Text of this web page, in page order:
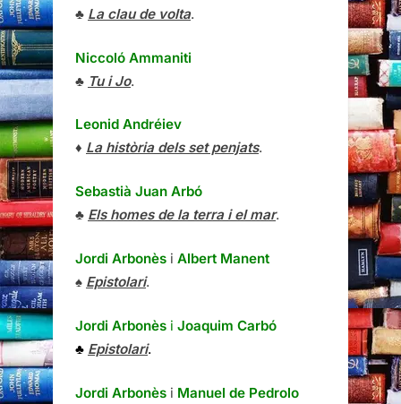
♣ La clau de volta.
Niccoló Ammaniti
♣ Tu i Jo.
Leonid Andréiev
♦ La història dels set penjats.
Sebastià Juan Arbó
♣ Els homes de la terra i el mar.
Jordi Arbonès i Albert Manent
♠ Epistolari.
Jordi Arbonès i Joaquim Carbó
♣ Epistolari.
Jordi Arbonès i Manuel de Pedrolo